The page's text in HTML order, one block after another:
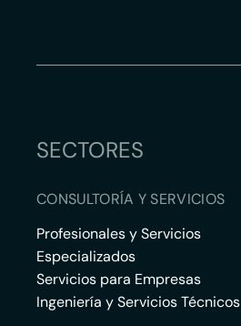
SECTORES
CONSULTORÍA Y SERVICIOS
Profesionales y Servicios
Especializados
Servicios para Empresas
Ingeniería y Servicios Técnicos